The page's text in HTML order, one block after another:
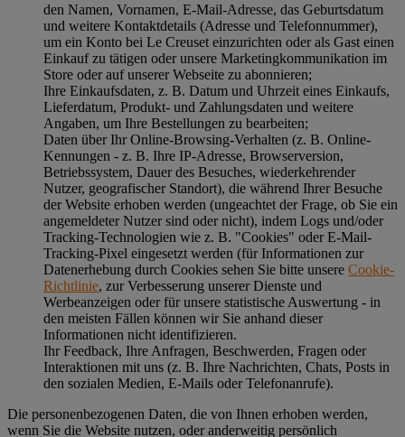
den Namen, Vornamen, E-Mail-Adresse, das Geburtsdatum
und weitere Kontaktdetails (Adresse und Telefonnummer),
um ein Konto bei Le Creuset einzurichten oder als Gast einen
Einkauf zu tätigen oder unsere Marketingkommunikation im
Store oder auf unserer Webseite zu abonnieren;
Ihre Einkaufsdaten, z. B. Datum und Uhrzeit eines Einkaufs,
Lieferdatum, Produkt- und Zahlungsdaten und weitere
Angaben, um Ihre Bestellungen zu bearbeiten;
Daten über Ihr Online-Browsing-Verhalten (z. B. Online-
Kennungen - z. B. Ihre IP-Adresse, Browserversion,
Betriebssystem, Dauer des Besuches, wiederkehrender
Nutzer, geografischer Standort), die während Ihrer Besuche
der Website erhoben werden (ungeachtet der Frage, ob Sie ein
angemeldeter Nutzer sind oder nicht), indem Logs und/oder
Tracking-Technologien wie z. B. "Cookies" oder E-Mail-
Tracking-Pixel eingesetzt werden (für Informationen zur
Datenerhebung durch Cookies sehen Sie bitte unsere Cookie-
Richtlinie, zur Verbesserung unserer Dienste und
Werbeanzeigen oder für unsere statistische Auswertung - in
den meisten Fällen können wir Sie anhand dieser
Informationen nicht identifizieren.
Ihr Feedback, Ihre Anfragen, Beschwerden, Fragen oder
Interaktionen mit uns (z. B. Ihre Nachrichten, Chats, Posts in
den sozialen Medien, E-Mails oder Telefonanrufe).
Die personenbezogenen Daten, die von Ihnen erhoben werden,
wenn Sie die Website nutzen, oder anderweitig persönlich